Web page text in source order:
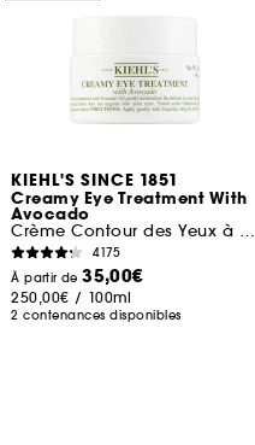
KIEHL'S SINCE 1851
Creamy Eye Treatment With
Avocado
Crème Contour des Yeux à l’Avocat
4175
À partir de35,00€
250,00€ / 100ml
2 contenances disponibles